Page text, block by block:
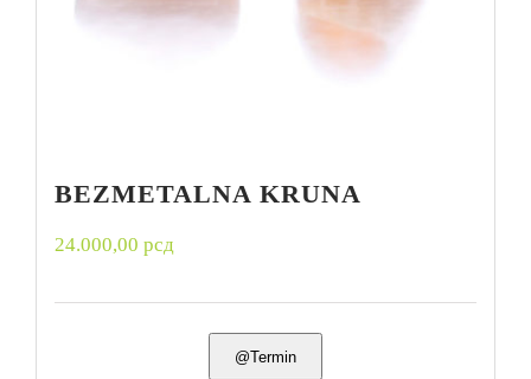
BEZMETALNA KRUNA
24.000,00 рсд
@Termin